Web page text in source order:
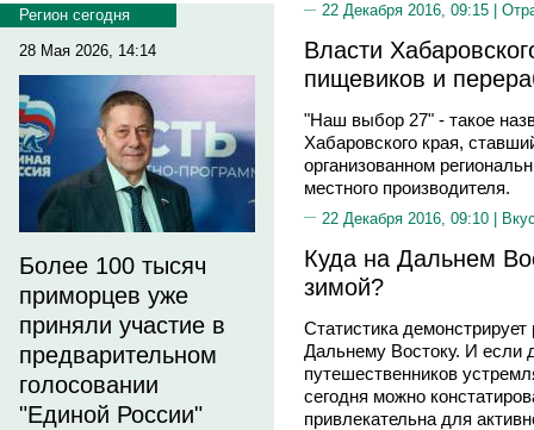
Регион сегодня
28 Мая 2026, 14:14
Более 100 тысяч
приморцев уже
приняли участие в
предварительном
голосовании
"Единой России"
22 Декабря 2016, 09:15 |
Власти
пищевиков и
"Наш выбор 27" - такое
Хабаровского края,
организованном
местного производителя.
22 Декабря 2016, 09:10 |
Куда на Дальнем
зимой?
Статистика демонстрирует
Дальнему Востоку. И если
путешественников
сегодня можно
привлекательна для